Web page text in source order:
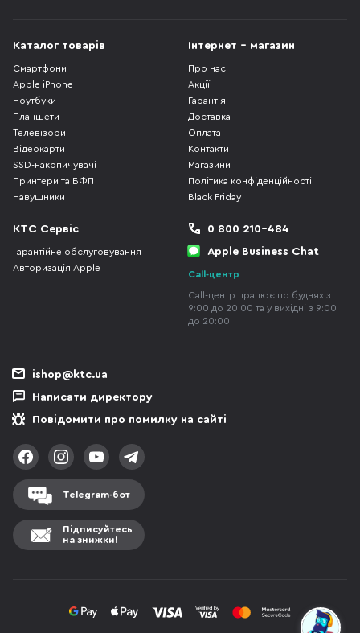
Каталог товарів
Смартфони
Apple iPhone
Ноутбуки
Планшети
Телевізори
Відеокарти
SSD-накопичувачі
Принтери та БФП
Навушники
Інтернет - магазин
Про нас
Акції
Гарантія
Доставка
Оплата
Контакти
Магазини
Політика конфіденційності
Black Friday
КТС Сервіс
Гарантійне обслуговування
Авторизація Apple
0 800 210-484
Apple Business Chat
Call-центр
Call-центр працює по буднях з
9:00 до 20:00 та у вихідні з 9:00
до 20:00
ishop@ktc.ua
Написати директору
Повідомити про помилку на сайті
Telegram-бот
Підписуйтесь
на знижки!